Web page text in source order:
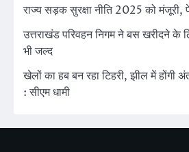
राज्य सड़क सुरक्षा नीति 2025 को मंजूरी,
उत्तराखंड परिवहन निगम ने बस खरीदने के
भी जल्द
खेलों का हब बन रहा टिहरी, झील में होंगी
: सीएम धामी